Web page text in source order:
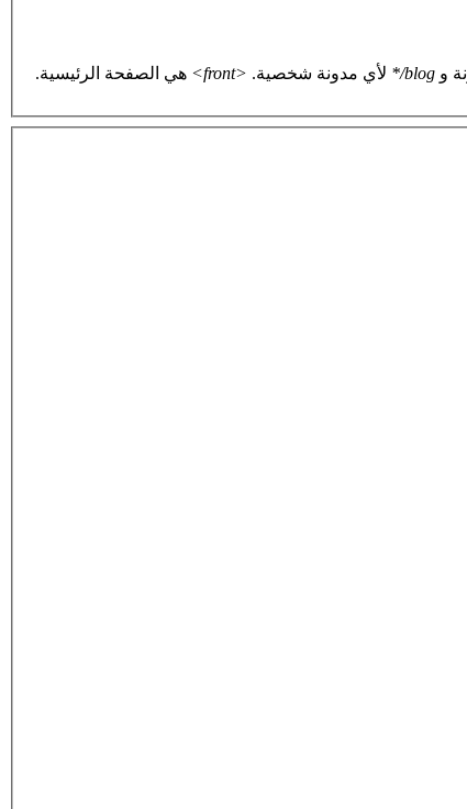
و blog/* لأي مدونة شخصية. <front>
هي الصفحة الرئيسية.